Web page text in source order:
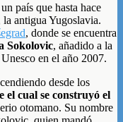
país que hasta hace
antigua Yugoslavia.
, donde se encuentra
Sokolovic, añadido a la
en el año 2007.
desde los
el cual se construyó el
otomano. Su nombre